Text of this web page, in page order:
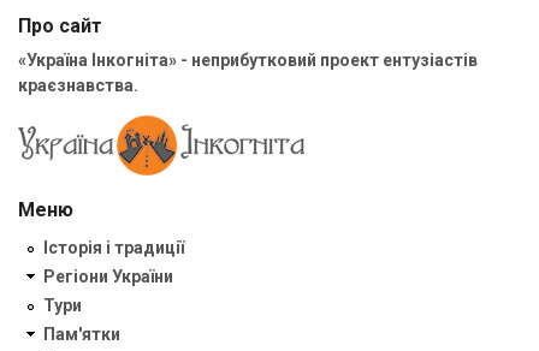
Про сайт
«Україна Інкогніта» - неприбутковий проект ентузіастів
краєзнавства.
Меню
Історія і традиції
Регіони України
Тури
Пам'ятки